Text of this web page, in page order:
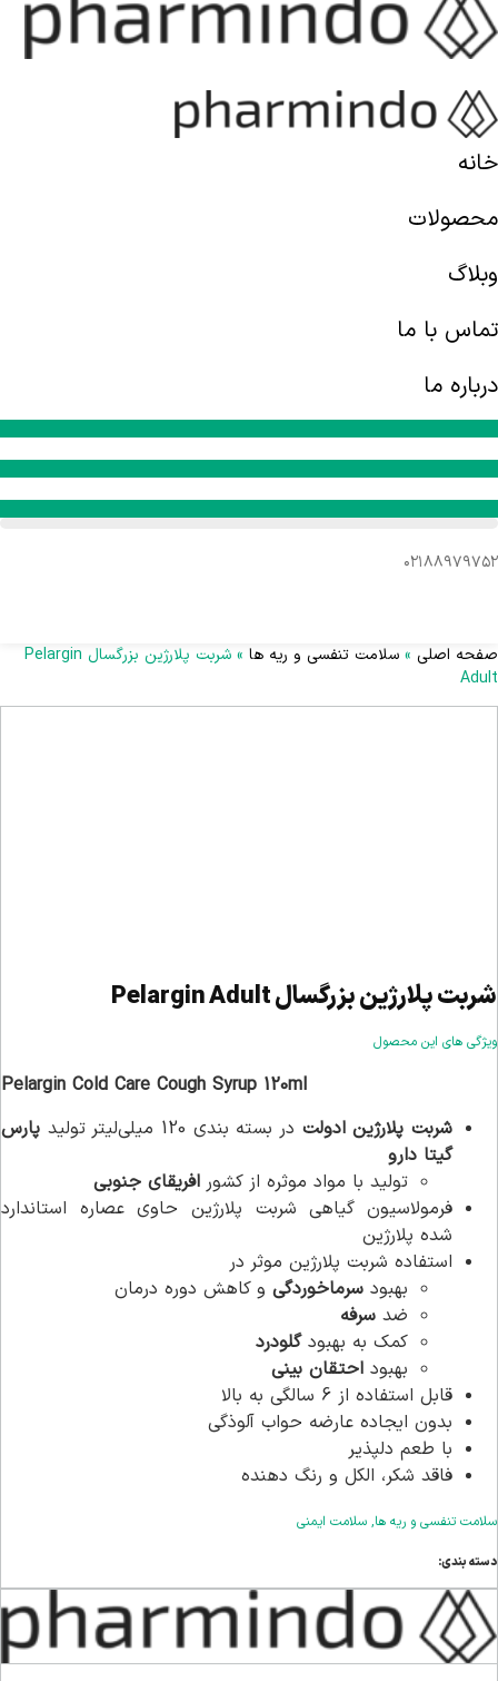
خانه
محصولات
وبلاگ
تماس با ما
درباره ما
۰۲۱۸۸۹۷۹۷۵۲
صفحه اصلی » سلامت تنفسی و ریه ها »
شربت پلارژین بزرگسال Pelargin
Adult
شربت پلارژین بزرگسال Pelargin Adult
ویژگی های این محصول
Pelargin Cold Care Cough Syrup 120ml
شربت پلارژین ادولت در بسته بندی 120 میلی‌لیتر تولید
پارس
گیتا دارو
تولید با مواد موثره از کشور افریقای جنوبی
فرمولاسیون گیاهی شربت پلارژین حاوی عصاره استاندارد
شده پلارژین
استفاده شربت پلارژین موثر در
بهبود سرماخوردگی و کاهش دوره درمان
ضد سرفه
کمک به بهبودگلودرد
بهبود احتقان بینی
قابل استفاده از 6 سالگی به بالا
بدون ایجاده عارضه حواب آلوذگی
با طعم دلپذیر
فاقد شکر، الکل و رنگ دهنده
سلامت تنفسی و ریه ها, سلامت ایمنی
دسته بندی: